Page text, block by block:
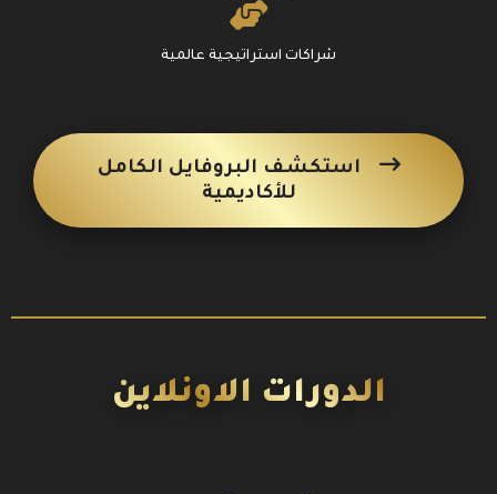
شراكات استراتيجية عالمية
استكشف البروفايل الكامل
للأكاديمية
الدورات الاونلاين